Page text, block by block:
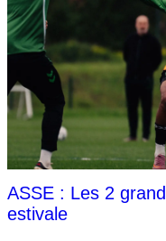
ASSE : Les 2
estivale